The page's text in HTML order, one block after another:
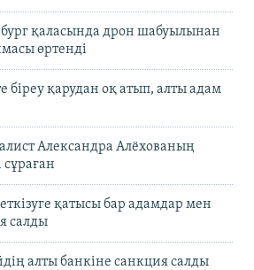
қаласында дрон шабуылынан
өртенді
біреу қарудан оқ атып, алты адам
Александра Алёхованың
сұраған
қатысы бар адамдар мен
салды
алты банкіне санкция салды